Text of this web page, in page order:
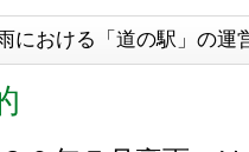
における「道の駅」の運